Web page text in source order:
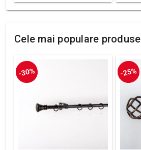
Cele mai populare produse
-30% -25%